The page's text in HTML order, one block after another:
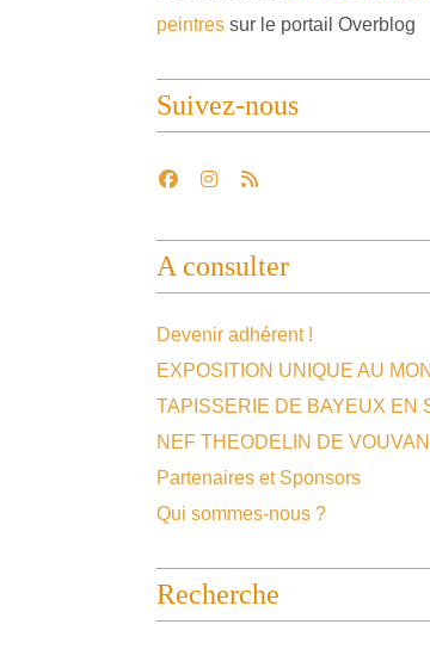
peintres sur le portail Overblog
Suivez-nous
A consulter
Devenir adhérent !
EXPOSITION UNIQUE AU
TAPISSERIE DE BAYEUX EN
NEF THEODELIN DE
Partenaires et Sponsors
Qui sommes-nous ?
Recherche